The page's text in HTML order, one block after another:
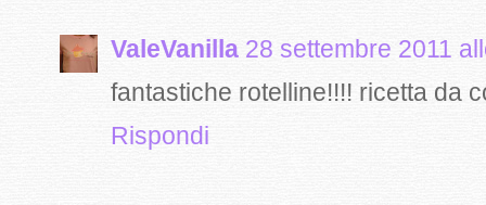
ValeVanilla 28 settembre 2011
fantastiche rotelline!!!! ricetta da
Rispondi